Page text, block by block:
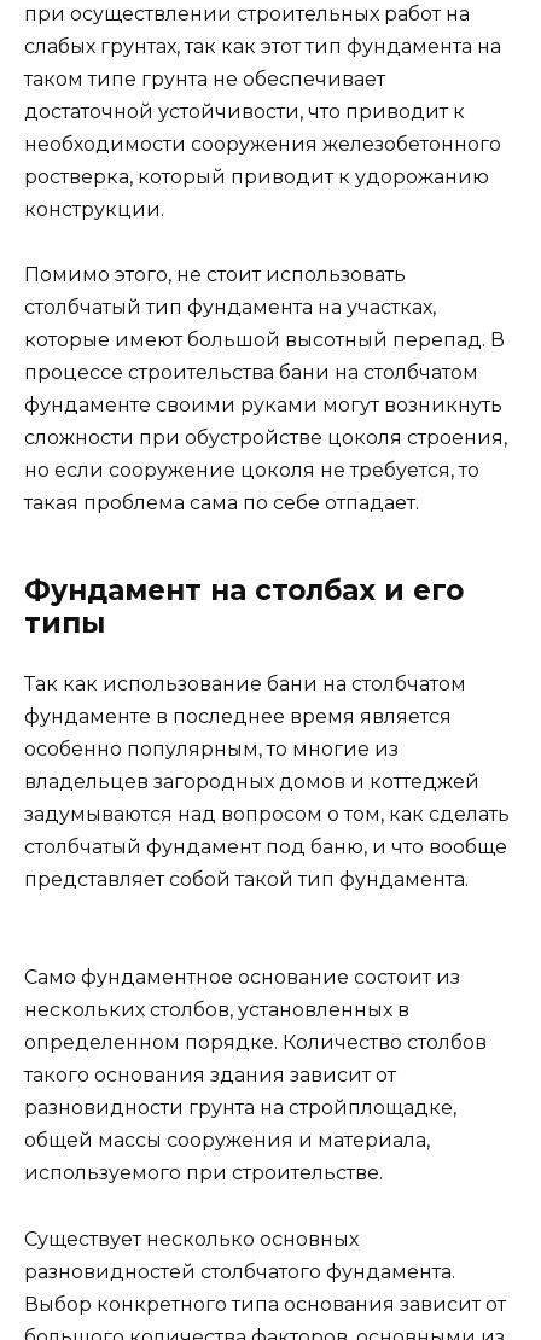
при осуществлении строительных работ на
слабых грунтах, так как этот тип фундамента на
таком типе грунта не обеспечивает
достаточной устойчивости, что приводит к
необходимости сооружения железобетонного
ростверка, который приводит к удорожанию
конструкции.
Помимо этого, не стоит использовать
столбчатый тип фундамента на участках,
которые имеют большой высотный перепад. В
процессе строительства бани на столбчатом
фундаменте своими руками могут возникнуть
сложности при обустройстве цоколя строения,
но если сооружение цоколя не требуется, то
такая проблема сама по себе отпадает.
Фундамент на столбах и его
типы
Так как использование бани на столбчатом
фундаменте в последнее время является
особенно популярным, то многие из
владельцев загородных домов и коттеджей
задумываются над вопросом о том, как сделать
столбчатый фундамент под баню, и что вообще
представляет собой такой тип фундамента.
Само фундаментное основание состоит из
нескольких столбов, установленных в
определенном порядке. Количество столбов
такого основания здания зависит от
разновидности грунта на стройплощадке,
общей массы сооружения и материала,
используемого при строительстве.
Существует несколько основных
разновидностей столбчатого фундамента.
Выбор конкретного типа основания зависит от